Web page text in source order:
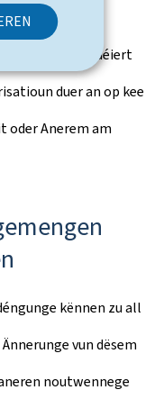
explizit accordéiert
duer an op kee
oder Anerem am
kënnen zu all
vun dësem
noutwennege